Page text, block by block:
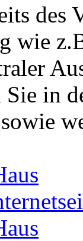
des
wie
in